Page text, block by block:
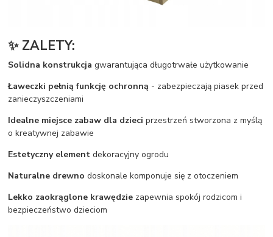
✨ ZALETY:
Solidna konstrukcja gwarantująca długotrwałe użytkowanie
Ławeczki pełnią funkcję ochronną - zabezpieczają piasek przed
zanieczyszczeniami
Idealne miejsce zabaw dla dzieci przestrzeń stworzona z myślą
o kreatywnej zabawie
Estetyczny element dekoracyjny ogrodu
Naturalne drewno doskonale komponuje się z otoczeniem
Lekko zaokrąglone krawędzie zapewnia spokój rodzicom i
bezpieczeństwo dzieciom